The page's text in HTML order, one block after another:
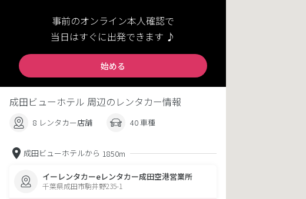
事前のオンライン本人確認で
当日はすぐに出発できます ♪
始める
成田ビューホテル 周辺のレンタカー情報
8 レンタカー店舗 40 車種
成田ビューホテルから 1850m
イーレンタカーeレンタカー成田空港営業所
千葉県成田市駒井野235-1